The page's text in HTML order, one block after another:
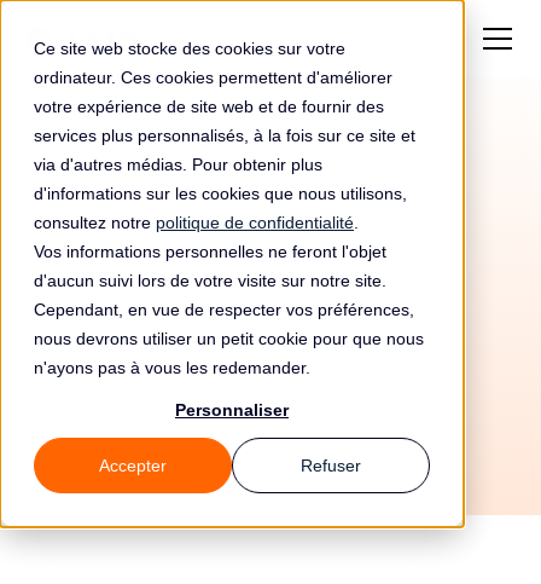
Ce site web stocke des cookies sur votre
ordinateur. Ces cookies permettent d'améliorer
votre expérience de site web et de fournir des
services plus personnalisés, à la fois sur ce site et
via d'autres médias. Pour obtenir plus
d'informations sur les cookies que nous utilisons,
consultez notre politique de confidentialité
Vos informations personnelles ne feront l'objet
d'aucun suivi lors de votre visite sur notre site.
Cependant, en vue de respecter vos préférences,
nous devrons utiliser un petit cookie pour que nous
n'ayons pas à vous les redemander.
Personnaliser
Accepter Refuser
16/4/2026
Tous les guides
🛡️ Sécurité